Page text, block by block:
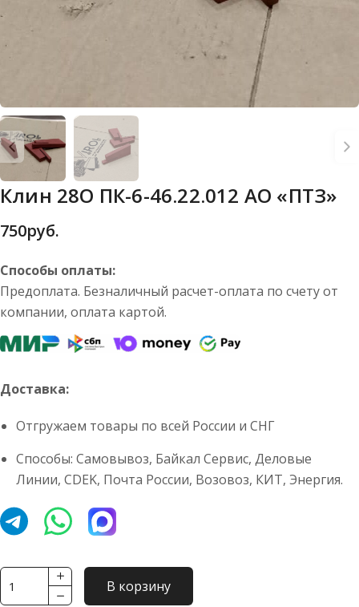
Клин 28О ПК-6-46.22.012 АО «ПТЗ»
750руб.
Способы оплаты:
Предоплата. Безналичный расчет-оплата по счету от
компании, оплата картой.
Доставка:
Отгружаем товары по всей России и СНГ
Способы: Самовывоз, Байкал Сервис, Деловые
Линии, CDEK, Почта России, Возовоз, КИТ, Энергия.
Количество
товара
В корзину